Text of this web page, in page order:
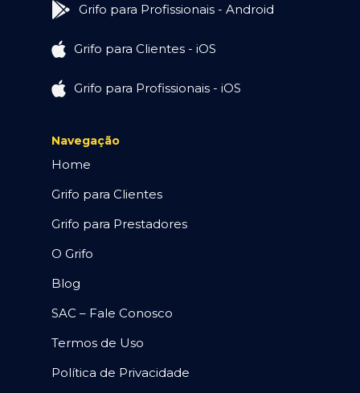
Grifo para Profissionais - Android
Grifo para Clientes - iOS
Grifo para Profissionais - iOS
Navegação
Home
Grifo para Clientes
Grifo para Prestadores
O Grifo
Blog
SAC – Fale Conosco
Termos de Uso
Política de Privacidade